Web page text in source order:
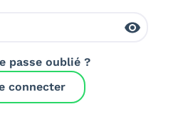
passe oublié ?
connecter